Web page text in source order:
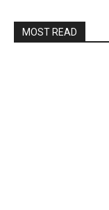
MOST READ